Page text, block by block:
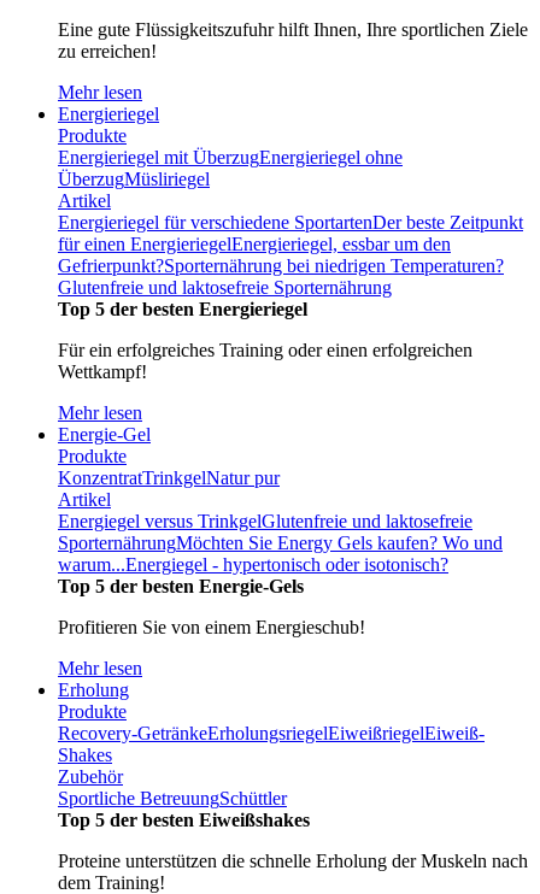
Eine gute Flüssigkeitszufuhr hilft Ihnen, Ihre sportlichen Ziele
zu erreichen!
Mehr lesen
Energieriegel
Produkte
Energieriegel mit ÜberzugEnergieriegel ohne
ÜberzugMüsliriegel
Artikel
Energieriegel für verschiedene SportartenDer beste Zeitpunkt
für einen EnergieriegelEnergieriegel, essbar um den
Gefrierpunkt?Sporternährung bei niedrigen Temperaturen?
Glutenfreie und laktosefreie Sporternährung
Top 5 der besten Energieriegel
Für ein erfolgreiches Training oder einen erfolgreichen
Wettkampf!
Mehr lesen
Energie-Gel
Produkte
KonzentratTrinkgelNatur pur
Artikel
Energiegel versus TrinkgelGlutenfreie und laktosefreie
SporternährungMöchten Sie Energy Gels kaufen? Wo und
warum...Energiegel - hypertonisch oder isotonisch?
Top 5 der besten Energie-Gels
Profitieren Sie von einem Energieschub!
Mehr lesen
Erholung
Produkte
Recovery-GetränkeErholungsriegelEiweißriegelEiweiß-
Shakes
Zubehör
Sportliche BetreuungSchüttler
Top 5 der besten Eiweißshakes
Proteine unterstützen die schnelle Erholung der Muskeln nach
dem Training!